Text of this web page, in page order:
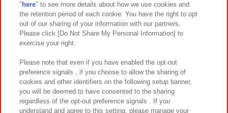
関連会社 サステナビリティ サイトポリシー
プライバシーポリシー ウェブアクセシビリティ方針と検証結果
お取引先さまとともに
カスタマーハラスメント対応方針 よくあるご質問・お問い合わせ
" here" to see more details about how we use cookies and
the retention period of each cookie. You have the right to opt
out of our sharing of your information with our partners.
Please click [Do Not Share My Personal Information] to
exercise your right.
Please note that even if you have enabled the opt-out
preference signals , if you choose to allow the sharing of
cookies and other identifiers on the following setup banner,
you will be deemed to have consented to the sharing
regardless of the opt-out preference signals . If you
understand and agree to this setting, please manage your